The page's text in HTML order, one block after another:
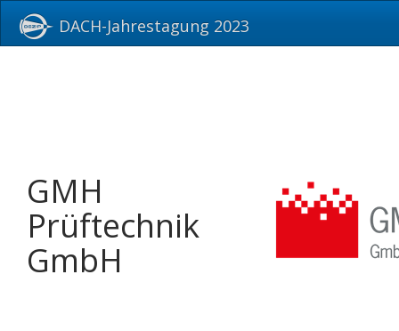
DACH-Jahrestagung 2023
GMH
Prüftechnik
GmbH